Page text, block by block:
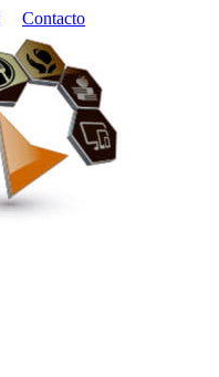
Contacto